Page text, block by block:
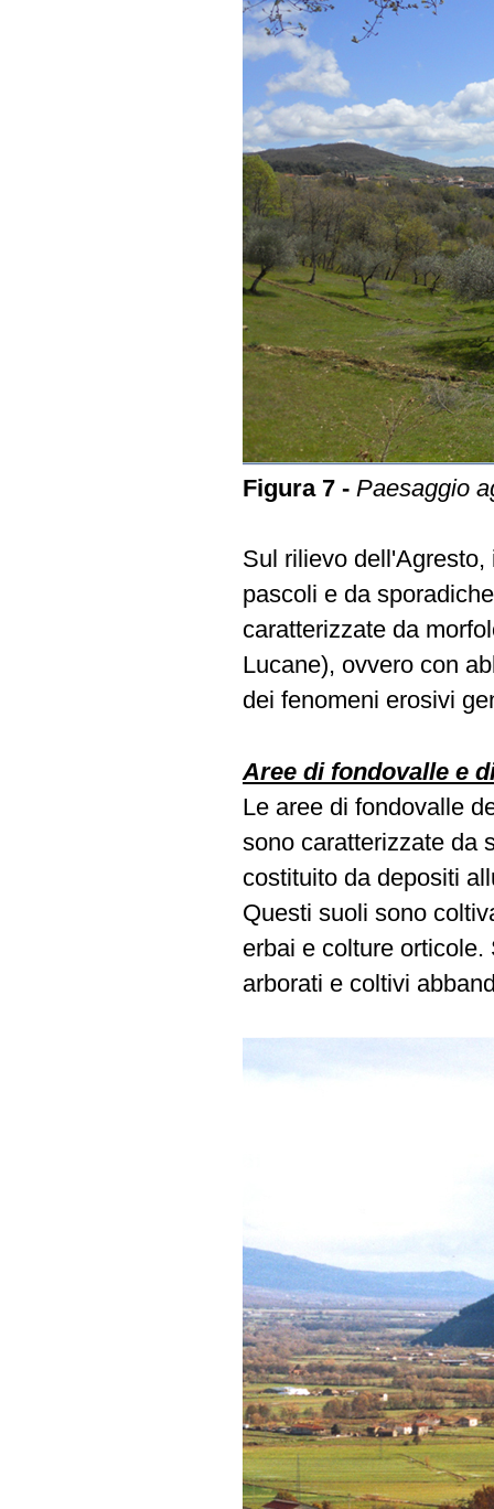
Figura 7 - Paesaggio
Sul rilievo
pascoli e da
caratterizzate da
Lucane), ovvero con
dei fenomeni erosivi
Aree di fondovalle e
Le aree di fondovalle
sono caratterizzate da
costituito da depositi
Questi suoli sono
erbai e colture
arborati e coltivi